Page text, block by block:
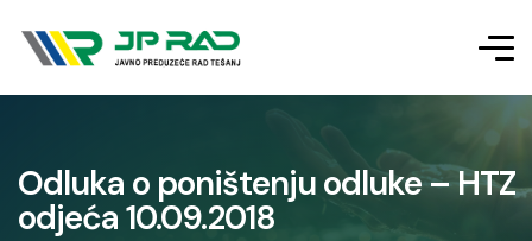
Odluka o poništenju odluke – HTZ
odjeća 10.09.2018